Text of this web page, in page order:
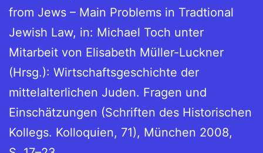
from Jews – Main Problems in Tradtional
Jewish Law, in: Michael Toch unter
Mitarbeit von Elisabeth Müller-Luckner
(Hrsg.): Wirtschaftsgeschichte der
mittelalterlichen Juden. Fragen und
Einschätzungen (Schriften des Historischen
Kollegs. Kolloquien, 71), München 2008,